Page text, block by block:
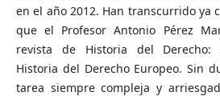
en el año 2012. Han transcurrido ya
que el Profesor Antonio Pérez
revista de Historia del Derecho:
Historia del Derecho Europeo. Sin
tarea siempre compleja y